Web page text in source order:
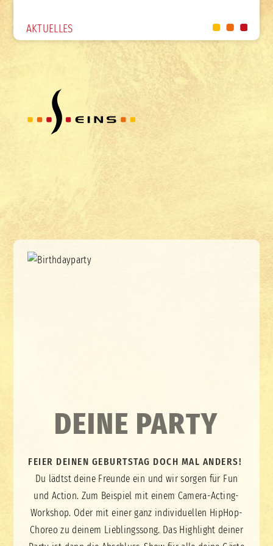
AKTUELLES
DEINE PARTY
FEIER DEINEN GEBURTSTAG DOCH MAL ANDERS!
Du lädtst deine Freunde ein und wir sorgen für Fun
und Action. Zum Beispiel mit einem Camera-Acting-
Workshop. Oder mit einer ganz individuellen HipHop-
Choreo zu deinem Lieblingssong. Das Highlight deiner